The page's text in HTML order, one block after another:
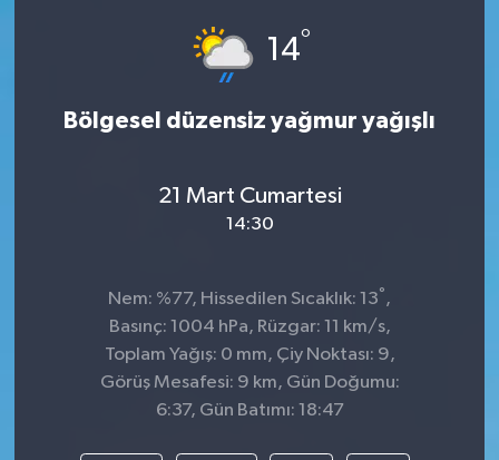
14°
Bölgesel düzensiz yağmur yağışlı
21 Mart Cumartesi
14:30
Nem: %77, Hissedilen Sıcaklık: 13° ,
Basınç: 1004 hPa, Rüzgar: 11 km/s,
Toplam Yağış: 0 mm, Çiy Noktası: 9,
Görüş Mesafesi: 9 km, Gün Doğumu:
6:37, Gün Batımı: 18:47
Magazin
haber ara